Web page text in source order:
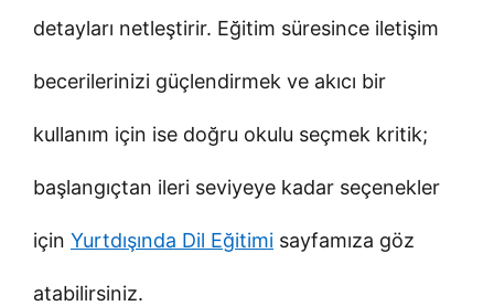
detayları netleştirir. Eğitim süresince iletişim
becerilerinizi güçlendirmek ve akıcı bir
kullanım için ise doğru okulu seçmek kritik;
başlangıçtan ileri seviyeye kadar seçenekler
için Yurtdışında Dil Eğitimi sayfamıza göz
atabilirsiniz.